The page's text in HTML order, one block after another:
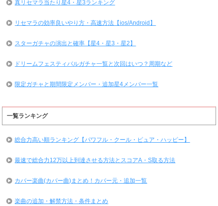
真リセマラ当たり星4・星3ランキング
リセマラの効率良いやり方・高速方法【ios/Android】
スターガチャの演出と確率【星4・星3・星2】
ドリームフェスティバルガチャ一覧と次回はいつ？周期など
限定ガチャと期間限定メンバー・追加星4メンバー一覧
一覧ランキング
総合力高い順ランキング【パワフル・クール・ピュア・ハッピー】
最速で総合力12万以上到達させる方法とスコアA・S取る方法
カバー楽曲(カバー曲)まとめ！カバー元・追加一覧
楽曲の追加・解禁方法・条件まとめ